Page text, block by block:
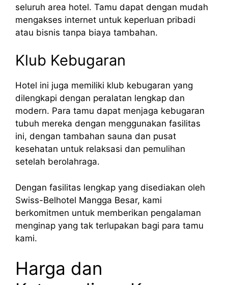
seluruh area hotel. Tamu dapat dengan mudah
mengakses internet untuk keperluan pribadi
atau bisnis tanpa biaya tambahan.
Klub Kebugaran
Hotel ini juga memiliki klub kebugaran yang
dilengkapi dengan peralatan lengkap dan
modern. Para tamu dapat menjaga kebugaran
tubuh mereka dengan menggunakan fasilitas
ini, dengan tambahan sauna dan pusat
kesehatan untuk relaksasi dan pemulihan
setelah berolahraga.
Dengan fasilitas lengkap yang disediakan oleh
Swiss-Belhotel Mangga Besar, kami
berkomitmen untuk memberikan pengalaman
menginap yang tak terlupakan bagi para tamu
kami.
Harga dan